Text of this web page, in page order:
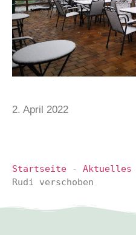
2. April 2022
Startseite - Aktuelles
Rudi verschoben